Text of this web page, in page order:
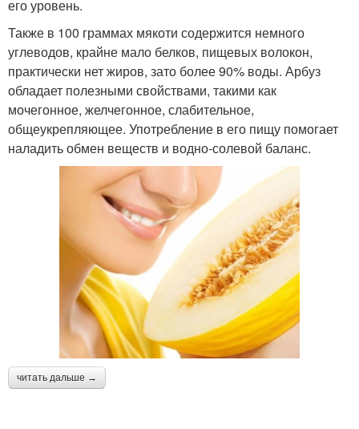
его уровень.
Также в 100 граммах мякоти содержится немного
углеводов, крайне мало белков, пищевых волокон,
практически нет жиров, зато более 90% воды. Арбуз
обладает полезными свойствами, такими как
мочегонное, желчегонное, слабительное,
общеукрепляющее. Употребление в его пищу помогает
наладить обмен веществ и водно-солевой баланс.
читать дальше →